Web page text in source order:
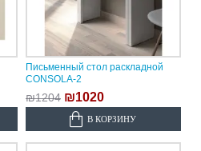
Письменный стол раскладной
CONSOLA-2
₪1204 ₪1020
В КОРЗИНУ